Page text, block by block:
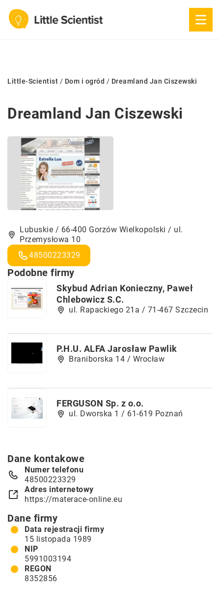
Little-Scientist / Dom i ogród / Dreamland Jan Ciszewski
Dreamland Jan Ciszewski
Lubuskie / 66-400 Gorzów Wielkopolski / ul.
Przemysłowa 10
48500223329
Podobne firmy
Skybud Adrian Konieczny, Paweł
Chlebowicz S.C.
ul. Rapackiego 21a / 71-467 Szczecin
P.H.U. ALFA Jarosław Pawlik
Braniborska 14 / Wrocław
FERGUSON Sp. z o.o.
ul. Dworska 1 / 61-619 Poznań
Dane kontakowe
Numer telefonu
48500223329
Adres internetowy
https://materace-online.eu
Dane firmy
Data rejestracji firmy
15 listopada 1989
NIP
5991003194
REGON
8352856